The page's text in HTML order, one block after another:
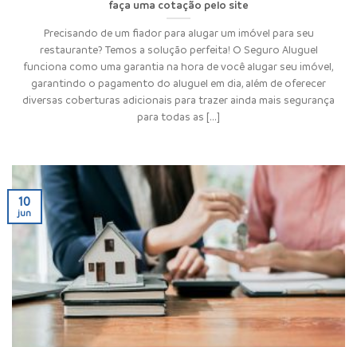
faça uma cotação pelo site
Precisando de um fiador para alugar um imóvel para seu
restaurante? Temos a solução perfeita! O Seguro Aluguel
funciona como uma garantia na hora de você alugar seu imóvel,
garantindo o pagamento do aluguel em dia, além de oferecer
diversas coberturas adicionais para trazer ainda mais segurança
para todas as [...]
10
jun